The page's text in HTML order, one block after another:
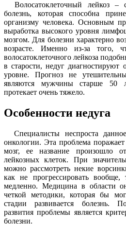
Волосатоклеточный лейкоз –
болезнь, которая способна
организму человека. Основным
выработка высокого уровня
мозгом. Для болезни характерно
возрасте. Именно из-за того,
волосатоклеточного лейкоза
в старости, недуг диагностируют
уровне. Прогноз не
являются мужчины старше 50
протекает очень тяжело.
Особенности недуга
Специалисты неспроста
онкологии. Эта проблема
мозг, ее название произошло
лейкозных клеток. При
можно рассмотреть некие
как не прогрессировать вообще,
медленно. Медицина в области
четкой методики, которая бы
стадии развивается болезнь.
развития проблемы является
болезни.